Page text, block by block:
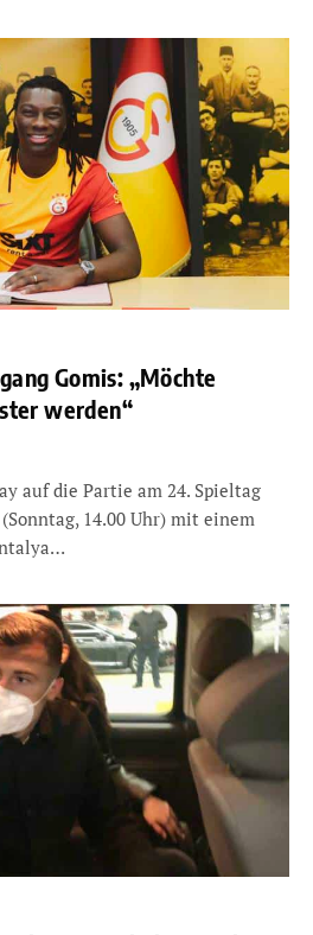
Gomis: „Möchte
werden“
auf die Partie am 24. Spieltag
14.00 Uhr) mit einem